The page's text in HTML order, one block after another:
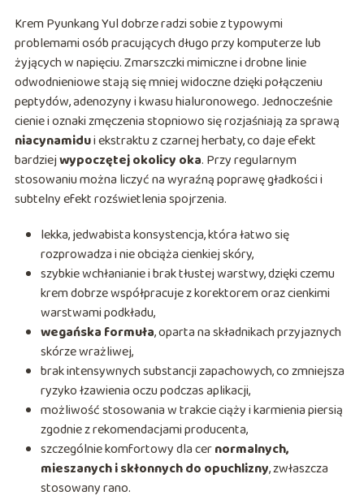
Krem Pyunkang Yul dobrze radzi sobie z typowymi
problemami osób pracujących długo przy komputerze lub
żyjących w napięciu. Zmarszczki mimiczne i drobne linie
odwodnieniowe stają się mniej widoczne dzięki połączeniu
peptydów, adenozyny i kwasu hialuronowego. Jednocześnie
cienie i oznaki zmęczenia stopniowo się rozjaśniają za sprawą
niacynamidui ekstraktu z czarnej herbaty, co daje efekt
bardziejwypoczętej okolicy oka. Przy regularnym
stosowaniu można liczyć na wyraźną poprawę gładkości i
subtelny efekt rozświetlenia spojrzenia.
lekka, jedwabista konsystencja, która łatwo się
rozprowadza i nie obciąża cienkiej skóry,
szybkie wchłanianie i brak tłustej warstwy, dzięki czemu
krem dobrze współpracuje z korektorem oraz cienkimi
warstwami podkładu,
wegańska formuła, oparta na składnikach przyjaznych
skórze wrażliwej,
brak intensywnych substancji zapachowych, co zmniejsza
ryzyko łzawienia oczu podczas aplikacji,
możliwość stosowania w trakcie ciąży i karmienia piersią
zgodnie z rekomendacjami producenta,
szczególnie komfortowy dla cernormalnych,
mieszanych i skłonnych do opuchlizny, zwłaszcza
stosowany rano.